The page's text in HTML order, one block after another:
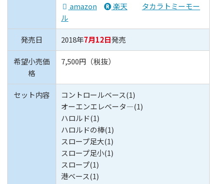
amazon
楽天
タカラトミーモー
ル
発売日 2018年7月12日発売
希望小売価
格
7,500円（税抜）
セット内容
コントロールベース(1)
オーエンエレベータ―(1)
ハロルド(1)
ハロルドの棒(1)
スロープ足大(1)
スロープ足小(1)
スロープ(1)
港ベース(1)